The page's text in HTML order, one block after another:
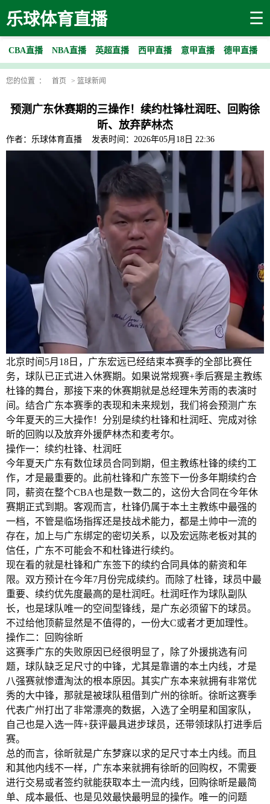
乐球体育直播 ☰
CBA直播 NBA直播 英超直播 西甲直播 意甲直播 德甲直播
您的位置 ： 首页 > 篮球新闻
预测广东休赛期的三操作！续约杜锋杜润旺、回购徐
昕、放弃萨林杰
作者：乐球体育直播 发表时间：2026年05月18日 22:36
北京时间5月18日，广东宏远已经结束本赛季的全部比赛任
务，球队已正式进入休赛期。如果说常规赛+季后赛是主教练
杜锋的舞台，那接下来的休赛期就是总经理朱芳雨的表演时
间。结合广东本赛季的表现和未来规划，我们将会预测广东
今年夏天的三大操作！分别是续约杜锋和杜润旺、完成对徐
昕的回购以及放弃外援萨林杰和麦考尔。
操作一：续约杜锋、杜润旺
今年夏天广东有数位球员合同到期，但主教练杜锋的续约工
作，才是最重要的。此前杜锋和广东签下一份多年期续约合
同，薪资在整个CBA也是数一数二的，这份大合同在今年休
赛期正式到期。客观而言，杜锋仍属于本土主教练中最强的
一档，不管是临场指挥还是技战术能力，都是土帅中一流的
存在，加上与广东绑定的密切关系，以及宏远陈老板对其的
信任，广东不可能会不和杜锋进行续约。
现在看的就是杜锋和广东签下的续约合同具体的薪资和年
限。双方预计在今年7月份完成续约。而除了杜锋，球员中最
重要、续约优先度最高的是杜润旺。杜润旺作为球队副队
长，也是球队唯一的空间型锋线，是广东必须留下的球员。
不过给他顶薪显然是不值得的，一份大C或者才更加理性。
操作二：回购徐昕
这赛季广东的失败原因已经很明显了，除了外援挑选有问
题，球队缺乏足尺寸的中锋，尤其是靠谱的本土内线，才是
八强赛就惨遭淘汰的根本原因。其实广东本来就拥有非常优
秀的大中锋，那就是被球队租借到广州的徐昕。徐昕这赛季
代表广州打出了非常漂亮的数据，入选了全明星和国家队，
自己也是入选一阵+获评最具进步球员，还带领球队打进季后
赛。
总的而言，徐昕就是广东梦寐以求的足尺寸本土内线。而且
和其他内线不一样，广东本来就拥有徐昕的回购权，不需要
进行交易或者签约就能获取本土一流内线，回购徐昕是最简
单、成本最低、也是见效最快最明显的操作。唯一的问题